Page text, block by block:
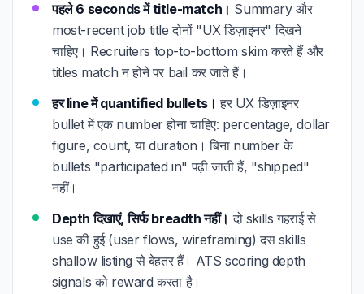
पहले 6 seconds में title-match। Summary और
most-recent job title दोनों "UX डिज़ाइनर" दिखने
चाहिए। Recruiters top-to-bottom skim करते हैं और
titles match न होने पर bail कर जाते हैं।
हर line में quantified bullets। हर UX डिज़ाइनर
bullet में एक number होना चाहिए: percentage, dollar
figure, count, या duration। बिना number के
bullets "participated in" पढ़ी जाती हैं, "shipped"
नहीं।
Depth दिखाएं, सिर्फ breadth नहीं। दो skills गहराई से
use की हुई (user flows, wireframing) दस skills
shallow listing से बेहतर हैं। ATS scoring depth
signals को reward करता है।